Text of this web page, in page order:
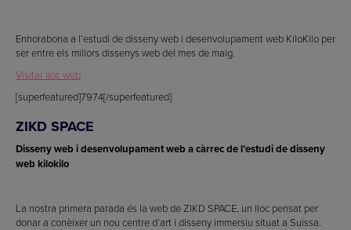
Enhorabona a l’estudi de disseny web i desenvolupament web KiloKilo per
ser entre els millors dissenys web del mes de maig.
Visitar lloc web
[superfeatured]7974[/superfeatured]
ZIKD SPACE
Disseny web i desenvolupament web a càrrec de l’estudi de disseny
web kilokilo
La nostra primera parada és la web de ZIKD SPACE, un lloc pensat per
donar a conèixer un nou centre d’art i disseny immersiu situat a Suïssa.